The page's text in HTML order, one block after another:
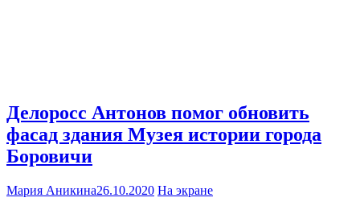
Делоросс Антонов помог обновить
фасад здания Музея истории города
Боровичи
Мария Аникина26.10.2020 На экране